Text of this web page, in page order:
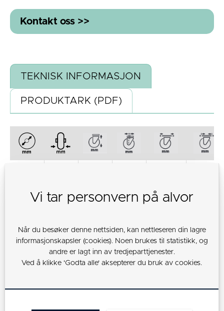
Kontakt oss >>
TEKNISK INFORMASJON
PRODUKTARK (PDF)
160 50 200 53 140x110 105x80
Vi tar personvern på alvor
Når du besøker denne nettsiden, kan nettleseren din lagre
informasjonskapsler (cookies). Noen brukes til statistikk, og
andre er lagt inn av tredjeparttjenester.
Ved å klikke 'Godta alle' aksepterer du bruk av cookies.